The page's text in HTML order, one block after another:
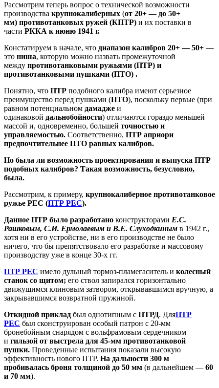
Рассмотрим теперь вопрос о технической возможности
производства крупнокалиберных (от 20+ — до 50+
мм) противотанковых ружей (КПТР) и их поставки в
части РККА к июню 1941 г.
Констатируем в начале, что диапазон калибров 20+ — 50+ —
это ниша, которую можно назвать промежуточной
между противотанковыми ружьями (ПТР) и
противотанковыми пушками (ПТО) .
Понятно, что ПТР подобного калибра имеют серьезное
преимущество перед пушками (ПТО), поскольку первые (при
равном потенциальном дамадже и
одинаковой дальнобойности) отличаются гораздо меньшей
массой и, одновременно, большей точностью и
управляемостью. Соответственно, ПТР априори
предпочтительнее ПТО равных калибров.
Но была ли возможность проектирования и выпуска ПТР
подобных калибров? Такая возможность, безусловно,
была.
Рассмотрим, к примеру, крупнокалиберное противотанковое
ружье РЕС (ПТР РЕС).
Данное ПТР было разработано конструкторами Е.С.
Рашковым, С.И. Ермолаевым и В.Е. Слуходкиным в 1942 г.,
хотя ни в его устройстве, ни в его производстве не было
ничего, что бы препятствовало его разработке и массовому
производству уже в конце 30-х гг.
ПТР РЕС имело дульный тормоз-пламегаситель и колесный
станок со щитом; его ствол запирался горизонтально
движущимся клиновым затвором, открывавшимся вручную, а
закрывавшимся возвратной пружиной.
Откидной приклад был однотипным с ПТРД. ДляПТР
РЕС был сконструирован особый патрон с 20-мм
бронебойным снарядом с вольфрамовым сердечником
и гильзой от выстрела для 45-мм противотанковой
пушки. Проведенные испытания показали высокую
эффективность нового ПТР. На дальности 300 м
пробивалась броня толщиной до 50 мм (в дальнейшем — 60
и 70 мм).